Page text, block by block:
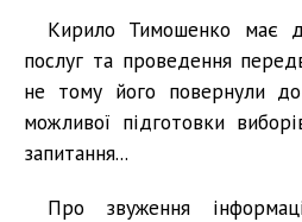
Кирило Тимошенко має
послуг та проведення
не тому його повернули
можливої підготовки
запитання...
Про звуження